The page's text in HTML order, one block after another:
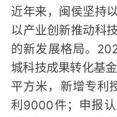
近年来，闽侯坚持
以产业创新推动科
的新发展格局。
城科技成果转化基
平方米，新增专利
利9000件；申报